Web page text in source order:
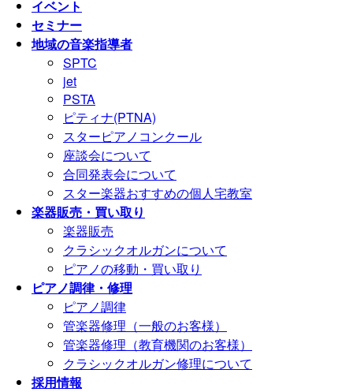
イベント
セミナー
地域の音楽指導者
SPTC
jet
PSTA
ピティナ(PTNA)
スターピアノコンクール
座談会について
合同発表会について
スター楽器おすすめの個人宅教室
楽器販売・買い取り
楽器販売
クラシックオルガンについて
ピアノの移動・買い取り
ピアノ調律・修理
ピアノ調律
管楽器修理（一般のお客様）
管楽器修理（教育機関のお客様）
クラシックオルガン修理について
採用情報